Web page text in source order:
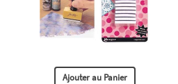
Ajouter au Panier